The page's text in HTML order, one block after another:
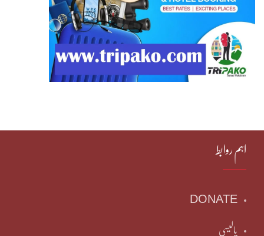
اہم روابط
DONATE
پالیسی